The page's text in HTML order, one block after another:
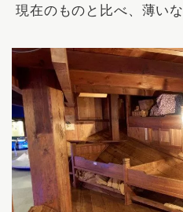
現在のものと比べ、薄い